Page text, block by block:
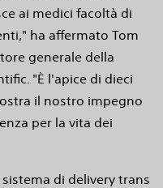
ai medici facoltà di
ha affermato Tom
generale della
"È l'apice di dieci
il nostro impegno
per la vita dei
di delivery trans